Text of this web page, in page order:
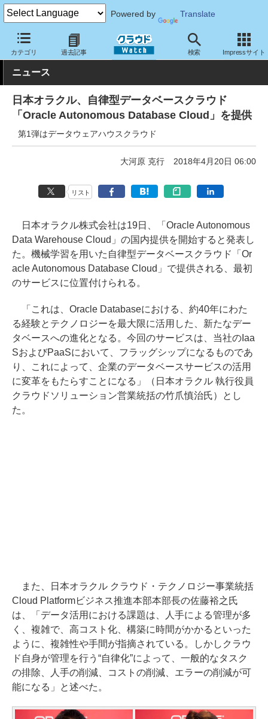
Powered by Translate
カテゴリ 過去記事 検索 Impressサイト
クラウド Watch サービス・ソフト サービス 分析
ニュース
日本オラクル、自律型データベースクラウド
「Oracle Autonomous Database Cloud」を提供
第1弾はデータウェアハウスクラウド
大河原 克行 2018年4月20日 06:00
リスト
日本オラクル株式会社は19日、「Oracle Autonomous
Data Warehouse Cloud」の国内提供を開始すると発表し
た。機械学習を用いた自律型データベースクラウド「Or
acle Autonomous Database Cloud」で提供される、最初
のサービスに位置付けられる。
「これは、Oracle Databaseにおける、約40年にわた
る経験とテクノロジーを最大限に活用した、新たなデー
タベースへの進化となる。今回のサービスは、当社のIaa
SおよびPaaSにおいて、フラッグシップになるものであ
り、これによって、企業のデータベースサービスの活用
に変革をもたらすことになる」（日本オラクル 執行役員
クラウドソリューション営業統括の竹爪慎治氏）とし
た。
また、日本オラクル クラウド・テクノロジー事業統括
Cloud Platformビジネス推進本部本部長の佐藤裕之氏
は、「データ活用における課題は、人手による管理が多
く、複雑で、高コスト化、構築に時間がかかるといった
ように、複雑性や手間が指摘されている。しかしクラウ
ド自身が管理を行う“自律化”によって、一般的なタスク
の排除、人手の削減、コストの削減、エラーの削減が可
能になる」と述べた。